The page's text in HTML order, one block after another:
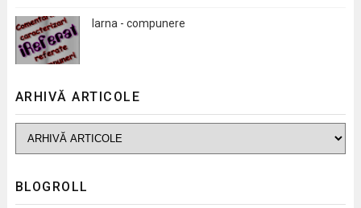
Iarna - compunere
ARHIVĂ ARTICOLE
BLOGROLL